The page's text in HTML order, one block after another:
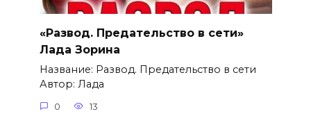
«Развод. Предательство в сети»
Лада Зорина
Название: Развод. Предательство в сети
Автор: Лада
0 13